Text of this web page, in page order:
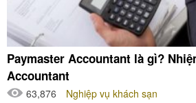
Paymaster Accountant là gì?
Accountant
63,876
Nghiệp vụ khách sạn